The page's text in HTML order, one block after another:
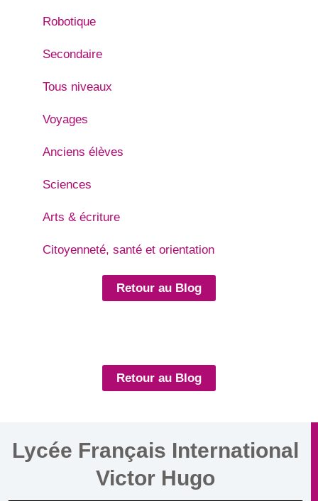
Robotique
Secondaire
Tous niveaux
Voyages
Anciens élèves
Sciences
Arts & écriture
Citoyenneté, santé et orientation
Retour au Blog
Retour au Blog
Lycée Français International
Victor Hugo